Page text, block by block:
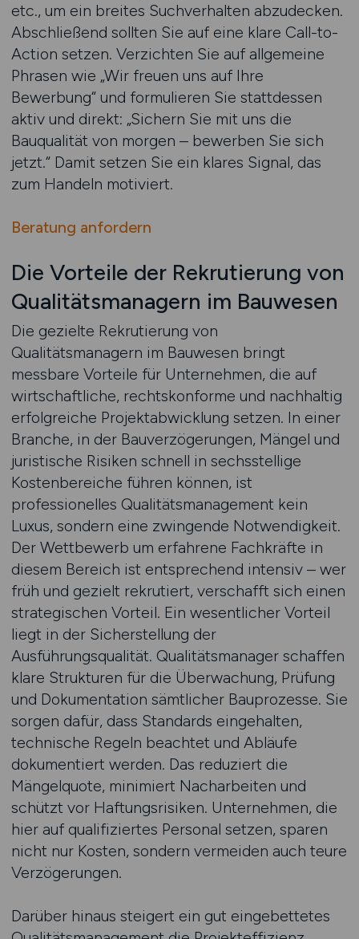
etc., um ein breites Suchverhalten abzudecken.
Abschließend sollten Sie auf eine klare Call-to-
Action setzen. Verzichten Sie auf allgemeine
Phrasen wie „Wir freuen uns auf Ihre
Bewerbung“ und formulieren Sie stattdessen
aktiv und direkt: „Sichern Sie mit uns die
Bauqualität von morgen – bewerben Sie sich
jetzt.“ Damit setzen Sie ein klares Signal, das
zum Handeln motiviert.
Beratung anfordern
Die Vorteile der Rekrutierung von
Qualitätsmanagern im Bauwesen
Die gezielte Rekrutierung von
Qualitätsmanagern im Bauwesen bringt
messbare Vorteile für Unternehmen, die auf
wirtschaftliche, rechtskonforme und nachhaltig
erfolgreiche Projektabwicklung setzen. In einer
Branche, in der Bauverzögerungen, Mängel und
juristische Risiken schnell in sechsstellige
Kostenbereiche führen können, ist
professionelles Qualitätsmanagement kein
Luxus, sondern eine zwingende Notwendigkeit.
Der Wettbewerb um erfahrene Fachkräfte in
diesem Bereich ist entsprechend intensiv – wer
früh und gezielt rekrutiert, verschafft sich einen
strategischen Vorteil. Ein wesentlicher Vorteil
liegt in der Sicherstellung der
Ausführungsqualität. Qualitätsmanager schaffen
klare Strukturen für die Überwachung, Prüfung
und Dokumentation sämtlicher Bauprozesse. Sie
sorgen dafür, dass Standards eingehalten,
technische Regeln beachtet und Abläufe
dokumentiert werden. Das reduziert die
Mängelquote, minimiert Nacharbeiten und
schützt vor Haftungsrisiken. Unternehmen, die
hier auf qualifiziertes Personal setzen, sparen
nicht nur Kosten, sondern vermeiden auch teure
Verzögerungen.
Darüber hinaus steigert ein gut eingebettetes